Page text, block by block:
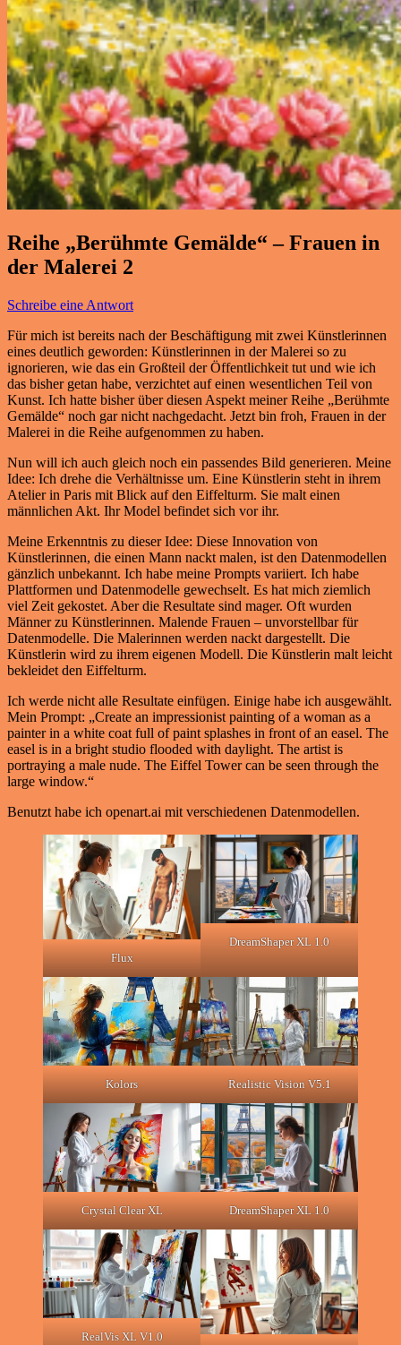
Reihe „Berühmte Gemälde“ – Frauen in
der Malerei 2
Schreibe eine Antwort
Für mich ist bereits nach der Beschäftigung mit zwei Künstlerinnen
eines deutlich geworden: Künstlerinnen in der Malerei so zu
ignorieren, wie das ein Großteil der Öffentlichkeit tut und wie ich
das bisher getan habe, verzichtet auf einen wesentlichen Teil von
Kunst. Ich hatte bisher über diesen Aspekt meiner Reihe „Berühmte
Gemälde“ noch gar nicht nachgedacht. Jetzt bin froh, Frauen in der
Malerei in die Reihe aufgenommen zu haben.
Nun will ich auch gleich noch ein passendes Bild generieren. Meine
Idee: Ich drehe die Verhältnisse um. Eine Künstlerin steht in ihrem
Atelier in Paris mit Blick auf den Eiffelturm. Sie malt einen
männlichen Akt. Ihr Model befindet sich vor ihr.
Meine Erkenntnis zu dieser Idee: Diese Innovation von
Künstlerinnen, die einen Mann nackt malen, ist den Datenmodellen
gänzlich unbekannt. Ich habe meine Prompts variiert. Ich habe
Plattformen und Datenmodelle gewechselt. Es hat mich ziemlich
viel Zeit gekostet. Aber die Resultate sind mager. Oft wurden
Männer zu Künstlerinnen. Malende Frauen – unvorstellbar für
Datenmodelle. Die Malerinnen werden nackt dargestellt. Die
Künstlerin wird zu ihrem eigenen Modell. Die Künstlerin malt leicht
bekleidet den Eiffelturm.
Ich werde nicht alle Resultate einfügen. Einige habe ich ausgewählt.
Mein Prompt: „Create an impressionist painting of a woman as a
painter in a white coat full of paint splashes in front of an easel. The
easel is in a bright studio flooded with daylight. The artist is
portraying a male nude. The Eiffel Tower can be seen through the
large window.“
Benutzt habe ich openart.ai mit verschiedenen Datenmodellen.
Flux
DreamShaper XL 1.0
Kolors Realistic Vision V5.1
Crystal Clear XL DreamShaper XL 1.0
RealVis XL V1.0